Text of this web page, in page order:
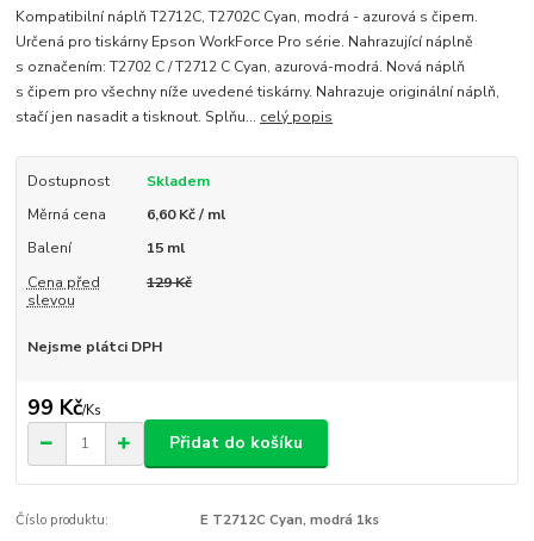
Kompatibilní náplň T2712C, T2702C Cyan, modrá - azurová s čipem.
Určená pro tiskárny Epson WorkForce Pro série. Nahrazující náplně
s označením: T2702 C / T2712 C Cyan, azurová-modrá. Nová náplň
s čipem pro všechny níže uvedené tiskárny. Nahrazuje originální náplň,
stačí jen nasadit a tisknout. Splňu... celý popis
Dostupnost
Skladem
Měrná cena
6,60 Kč / ml
Balení
15 ml
Cena před
slevou
129 Kč
Nejsme plátci DPH
99 Kč/Ks
Přidat do košíku
Číslo produktu: E T2712C Cyan, modrá 1ks